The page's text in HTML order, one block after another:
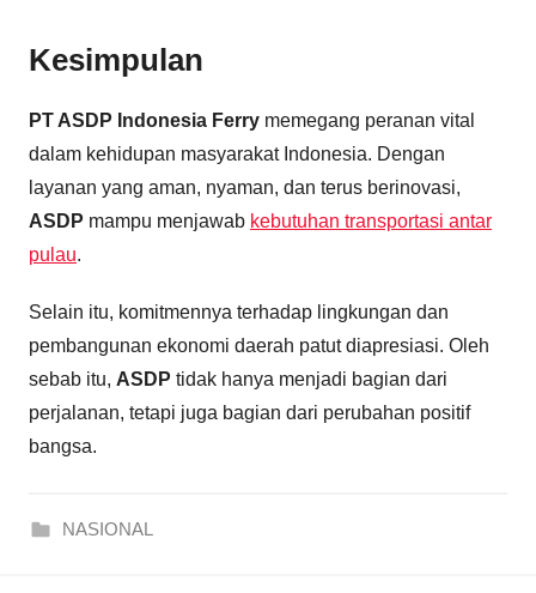
Kesimpulan
PT ASDP Indonesia Ferry memegang peranan vital
dalam kehidupan masyarakat Indonesia. Dengan
layanan yang aman, nyaman, dan terus berinovasi,
ASDP mampu menjawab kebutuhan transportasi antar
pulau.
Selain itu, komitmennya terhadap lingkungan dan
pembangunan ekonomi daerah patut diapresiasi. Oleh
sebab itu, ASDP tidak hanya menjadi bagian dari
perjalanan, tetapi juga bagian dari perubahan positif
bangsa.
NASIONAL